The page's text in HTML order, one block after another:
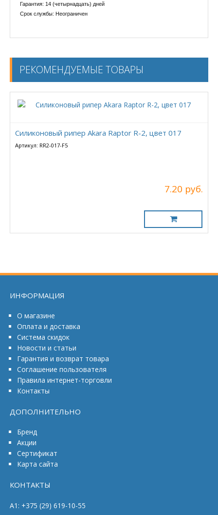
Гарантия: 14 (четырнадцать) дней
Срок службы: Неограничен
РЕКОМЕНДУЕМЫЕ ТОВАРЫ
Силиконовый рипер Akara Raptor R-2, цвет 017
Артикул: RR2-017-F5
7.20 руб.
ИНФОРМАЦИЯ
О магазине
Оплата и доставка
Система скидок
Новости и статьи
Гарантия и возврат товара
Соглашение пользователя
Правила интернет-торговли
Контакты
ДОПОЛНИТЕЛЬНО
Бренд
Акции
Сертификат
Карта сайта
КОНТАКТЫ
A1: +375 (29) 619-10-55